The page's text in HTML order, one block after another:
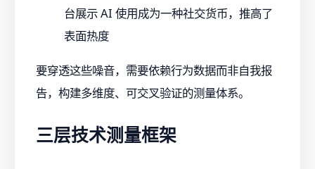
台展示 AI 使用成为一种社交货币，推高了
表面热度
要穿透这些噪音，需要依赖行为数据而非自我报
告，构建多维度、可交叉验证的测量体系。
三层技术测量框架